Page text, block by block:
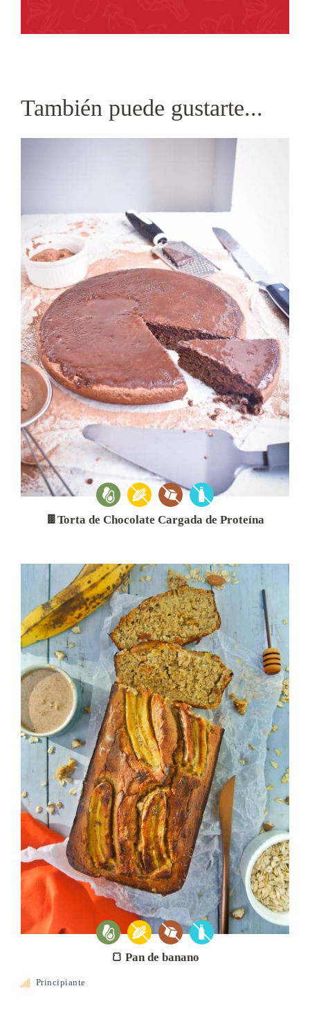
También puede gustarte...
🍫Torta de Chocolate Cargada de Proteína
🍞 Pan de banano
Principiante